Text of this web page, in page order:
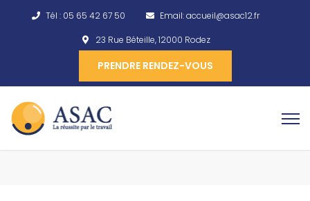
Tél : 05 65 42 67 50 Email:accueil@asac12.fr
23 Rue Béteille, 12000 Rodez
PRENDRE RENDEZ-VOUS